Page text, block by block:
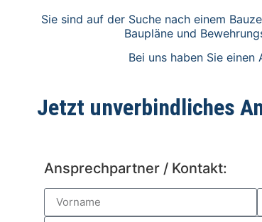
Sie sind auf der Suche nach einem
Baupläne und
Bei uns haben Sie
Jetzt unverbindliches
Ansprechpartner / Kontakt: